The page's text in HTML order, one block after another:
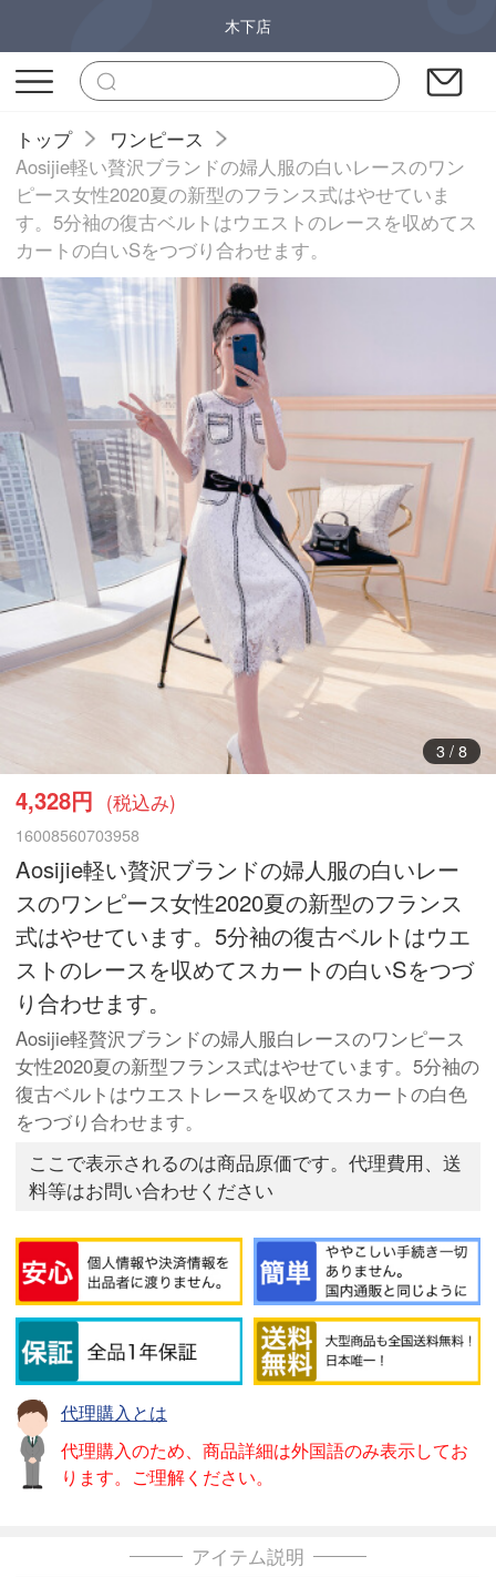
木下店
トップ
ワンピース
Aosijie軽い贅沢ブランドの婦人服の白いレースのワン
ピース女性2020夏の新型のフランス式はやせていま
す。5分袖の復古ベルトはウエストのレースを収めてス
カートの白いSをつづり合わせます。
4/ 8
4,328円 (税込み)
16008560703958
Aosijie軽い贅沢ブランドの婦人服の白いレー
スのワンピース女性2020夏の新型のフランス
式はやせています。5分袖の復古ベルトはウエ
ストのレースを収めてスカートの白いSをつづ
り合わせます。
Aosijie軽贅沢ブランドの婦人服白レースのワンピース
女性2020夏の新型フランス式はやせています。5分袖の
復古ベルトはウエストレースを収めてスカートの白色
をつづり合わせます。
ここで表示されるのは商品原価です。代理費用、送
料等はお問い合わせください
代理購入とは
代理購入のため、商品詳細は外国語のみ表示してお
ります。ご理解ください。
アイテム説明